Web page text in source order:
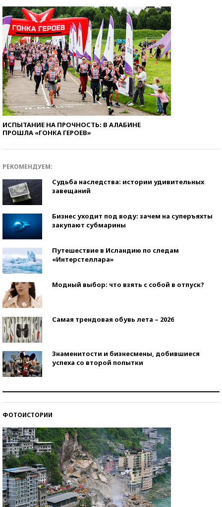
ИСПЫТАНИЕ НА ПРОЧНОСТЬ: В АЛАБИНЕ
ПРОШЛА «ГОНКА ГЕРОЕВ»
РЕКОМЕНДУЕМ:
Судьба наследства: истории удивительных
завещаний
Бизнес уходит под воду: зачем на суперъяхты
закупают субмарины
Путешествие в Исландию по следам
«Интерстеллара»
Модный выбор: что взять с собой в отпуск?
Самая трендовая обувь лета – 2026
Знаменитости и бизнесмены, добившиеся
успеха со второй попытки
ФОТОИСТОРИИ